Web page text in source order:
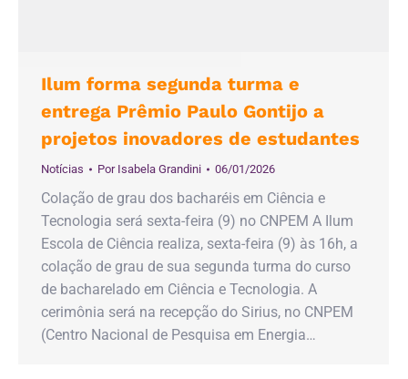
Ilum forma segunda turma e
entrega Prêmio Paulo Gontijo a
projetos inovadores de estudantes
Notícias Por Isabela Grandini 06/01/2026
Colação de grau dos bacharéis em Ciência e
Tecnologia será sexta-feira (9) no CNPEM A Ilum
Escola de Ciência realiza, sexta-feira (9) às 16h, a
colação de grau de sua segunda turma do curso
de bacharelado em Ciência e Tecnologia. A
cerimônia será na recepção do Sirius, no CNPEM
(Centro Nacional de Pesquisa em Energia…